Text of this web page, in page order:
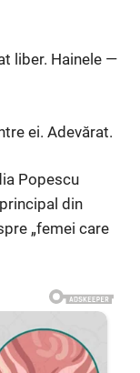
liber. Hainele —
ei. Adevărat.
Popescu
din
„femei care